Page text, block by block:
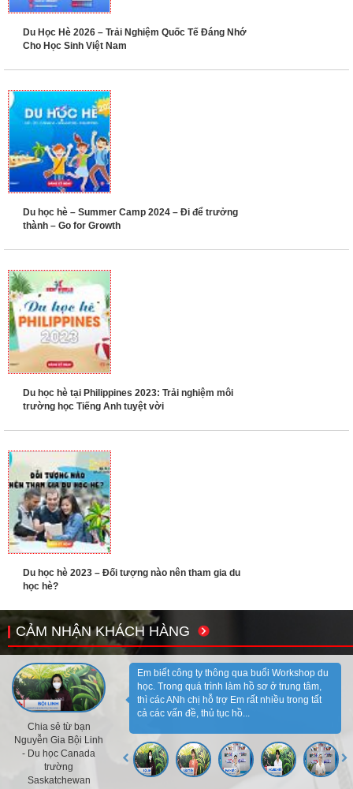
Du Học Hè 2026 – Trải Nghiệm Quốc Tế Đáng Nhớ
Cho Học Sinh Việt Nam
Du học hè – Summer Camp 2024 – Đi để trưởng
thành – Go for Growth
Du học hè tại Philippines 2023: Trải nghiệm môi
trường học Tiếng Anh tuyệt vời
Du học hè 2023 – Đối tượng nào nên tham gia du
học hè?
CẢM NHẬN KHÁCH HÀNG
Chia sẻ từ bạn
Nguyễn Gia Bội Linh
- Du học Canada
trường
Saskatchewan
Em biết công ty thông qua buổi Workshop du
học. Trong quá trình làm hồ sơ ở trung tâm,
thì các ANh chị hỗ trợ Em rất nhiều trong tất
cả các vấn đề, thủ tục hồ...